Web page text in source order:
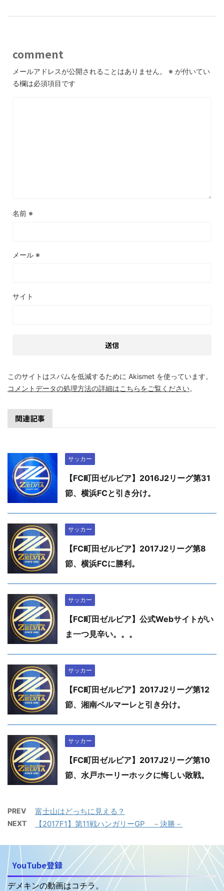
comment
メールアドレスが公開されることはありません。 ※ が付いてい
る欄は必須項目です
名前 ※
メール ※
サイト
このサイトはスパムを低減するために Akismet を使っています。
コメントデータの処理方法の詳細はこちらをご覧ください。
関連記事
サッカー
【FC町田ゼルビア】2016J2リーグ第31
節、横浜FCと引き分け。
サッカー
【FC町田ゼルビア】2017J2リーグ第8
節、横浜FCに勝利。
サッカー
【FC町田ゼルビア】公式Webサイトがい
ま一つ見辛い。。。
サッカー
【FC町田ゼルビア】2017J2リーグ第12
節、湘南ベルマーレと引き分け。
サッカー
【FC町田ゼルビア】2017J2リーグ第10
節、水戸ホーリーホックに悔しい敗戦。
PREV 富士山はどっちに見える？
NEXT 【2017F1】第11戦ハンガリーGP －決勝－
YouTube登録
デメキンの動画はコチラ。